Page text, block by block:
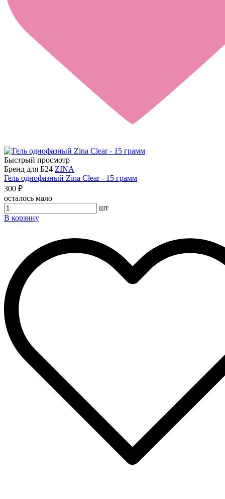
Быстрый просмотр
Бренд для Б24 ZINA
Гель однофазный Zina Clear - 15 грамм
300 ₽
осталось мало
шт
В корзину